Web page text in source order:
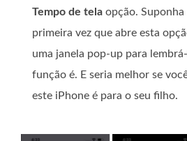
Tempo de tela opção. Suponha
primeira vez que abre esta
uma janela pop-up para
função é. E seria melhor se
este iPhone é para o seu filho.